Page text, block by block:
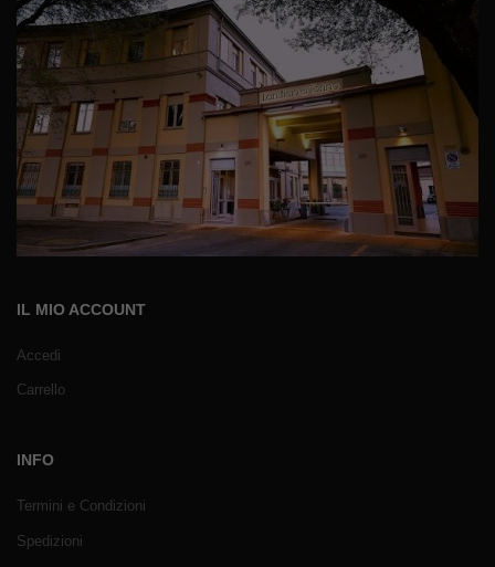
IL MIO ACCOUNT
Accedi
Carrello
INFO
Termini e Condizioni
Spedizioni